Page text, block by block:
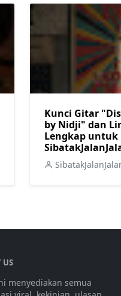
Kunci Gitar
by Nidji" dan
Lengkap untuk
US
menyediakan semua